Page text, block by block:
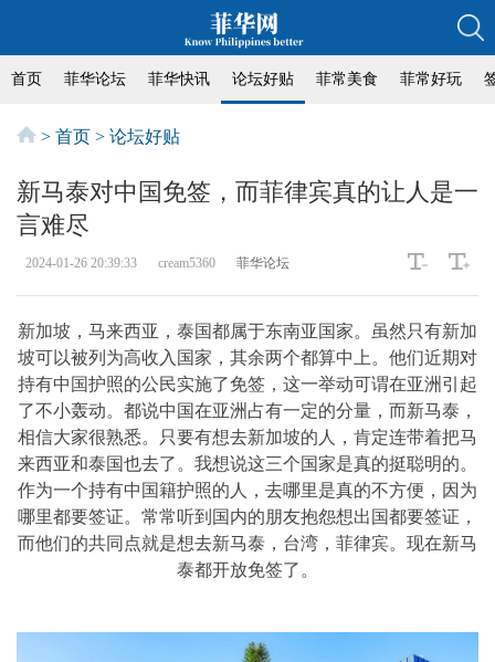
首页 菲华论坛 菲华快讯 论坛好贴 菲常美食 菲常好玩
> 首页 > 论坛好贴
新马泰对中国免签，而菲律宾真的让人是一
言难尽
2024-01-26 20:39:33 cream5360 菲华论坛
新加坡，马来西亚，泰国都属于东南亚国家。虽然只有新加
坡可以被列为高收入国家，其余两个都算中上。他们近期对
持有中国护照的公民实施了免签，这一举动可谓在亚洲引起
了不小轰动。都说中国在亚洲占有一定的分量，而新马泰，
相信大家很熟悉。只要有想去新加坡的人，肯定连带着把马
来西亚和泰国也去了。我想说这三个国家是真的挺聪明的。
作为一个持有中国籍护照的人，去哪里是真的不方便，因为
哪里都要签证。常常听到国内的朋友抱怨想出国都要签证，
而他们的共同点就是想去新马泰，台湾，菲律宾。现在新马
泰都开放免签了。